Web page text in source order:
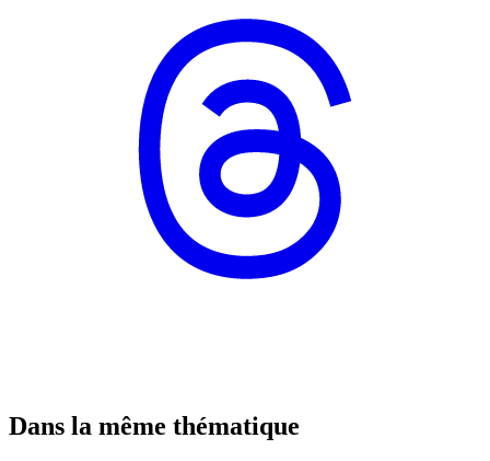
Dans la même thématique